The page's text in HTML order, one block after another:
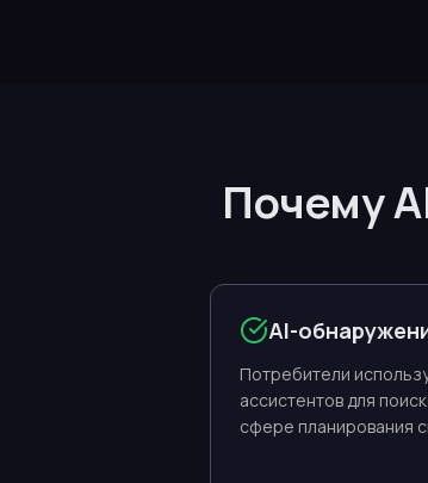
Почему
AI-
Потребители
ассистентов для
сфере планирования